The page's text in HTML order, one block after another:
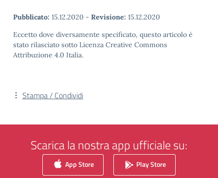
Pubblicato: 15.12.2020 - Revisione: 15.12.2020
Eccetto dove diversamente specificato, questo articolo è
stato rilasciato sotto Licenza Creative Commons
Attribuzione 4.0 Italia.
Stampa / Condividi
Scarica la nostra app ufficiale su:
App Store Play Store